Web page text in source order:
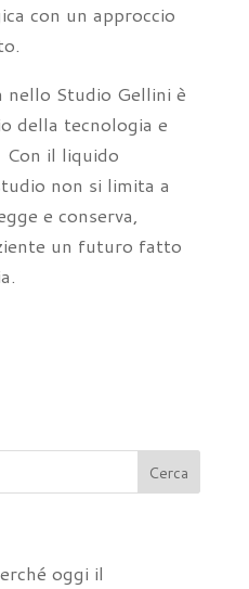
con un approccio
nello Studio Gellini è
della tecnologia e
Con il liquido
non si limita a
e conserva,
un futuro fatto
oggi il